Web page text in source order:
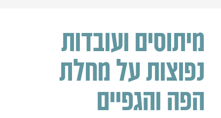
מיתוסים ועובדות
נפוצות על מחלת
הפה והגפיים